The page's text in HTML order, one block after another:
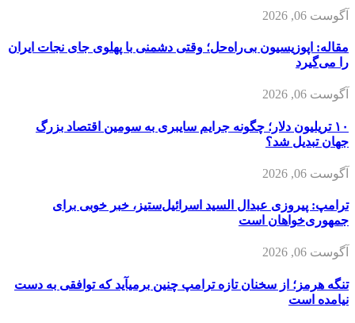
آگوست 06, 2026
مقاله: اپوزیسیون بی‌راه‌حل؛ وقتی دشمنی با پهلوی جای نجات ایران
را می‌گیرد
آگوست 06, 2026
۱۰ تریلیون دلار؛ چگونه جرایم سایبری به سومین اقتصاد بزرگ
جهان تبدیل شد؟
آگوست 06, 2026
ترامپ: پیروزی عبدال السید اسرائیل‌ستیز، خبر خوبی برای
جمهوری‌خواهان است
آگوست 06, 2026
تنگه هرمز؛ از سخنان تازه ترامپ چنین برمیآید که توافقی به دست
نیامده است